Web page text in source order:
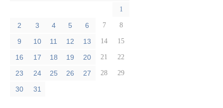
1
2 3 4 5 6 7 8
9 10 11 12 13 14 15
16 17 18 19 20 21 22
23 24 25 26 27 28 29
30 31